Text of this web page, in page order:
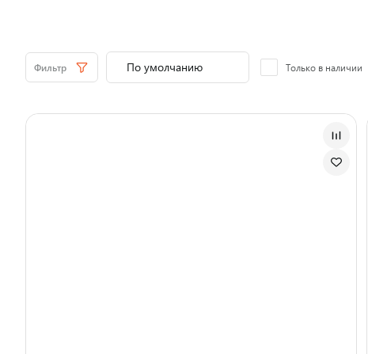
Фильтр Только в наличии